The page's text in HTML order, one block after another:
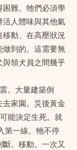
難。牠們必須學
人體味與其他氣
動、在高壓狀況
到的。這需要無
領犬員之間幾乎
。大量建築倒
家園。災後黃金
能決定生死。就
第一線。牠不停
。移動。一次又